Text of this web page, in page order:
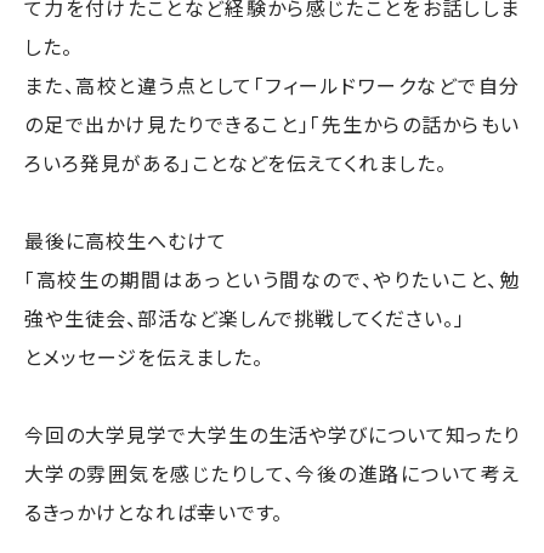
て力を付けたことなど経験から感じたことをお話ししま
した。
また、高校と違う点として「フィールドワークなどで自分
の足で出かけ見たりできること」「先生からの話からもい
ろいろ発見がある」ことなどを伝えてくれました。
最後に高校生へむけて
「高校生の期間はあっという間なので、やりたいこと、勉
強や生徒会、部活など楽しんで挑戦してください。」
とメッセージを伝えました。
今回の大学見学で大学生の生活や学びについて知ったり
大学の雰囲気を感じたりして、今後の進路について考え
るきっかけとなれば幸いです。